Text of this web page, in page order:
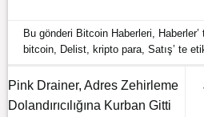
Bu gönderi Bitcoin Haberleri, Haberler
bitcoin, Delist, kripto para,Satış’ te
Pink Drainer, Adres Zehirleme
Dolandırıcılığına Kurban Gitti